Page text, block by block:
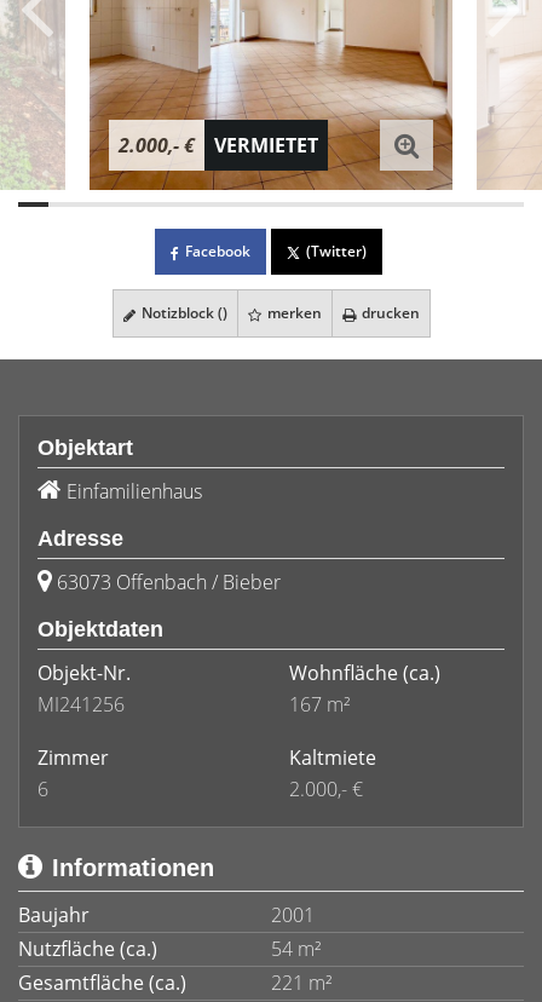
2.000,- € VERMIETET
Facebook (Twitter)
Notizblock () merken drucken
Objektart
Einfamilienhaus
Adresse
63073 Offenbach / Bieber
Objektdaten
Objekt-Nr.
MI241256
Wohnfläche(ca.)
167 m²
Zimmer
6
Kaltmiete
2.000,- €
Informationen
Baujahr
2001
Nutzfläche (ca.)
54 m²
Gesamtfläche (ca.)
221 m²